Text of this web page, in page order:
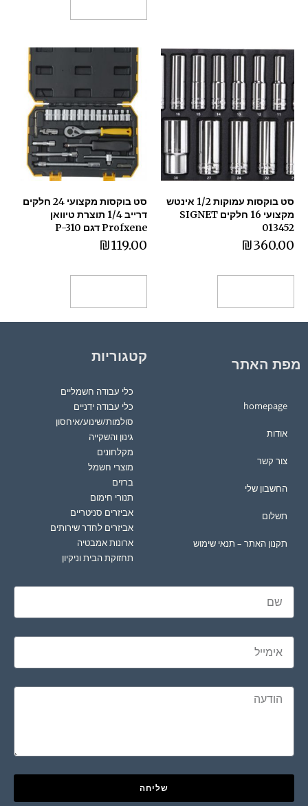
סט בוקסות עמוקות 1/2 אינטש
מקצועי 16 חלקים SIGNET
013452
₪360.00
סט בוקסות מקצועי 24 חלקים
דרייב 1/4 תוצרת טיוואן
Profxene דגם P-310
₪119.00
מפת האתר
homepage
אודות
צור קשר
החשבון שלי
תשלום
תקנון האתר – תנאי שימוש
קטגוריות
כלי עבודה חשמליים
כלי עבודה ידניים
סולמות/שינוע/איחסון
גינון והשקייה
מקלחונים
מוצרי חשמל
ברזים
תנורי חימום
אביזרים סניטריים
אביזרים לחדר שירותים
ארונות אמבטיה
תחזוקת הבית וניקיון
שליחה